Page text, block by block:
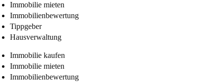
Immobilie mieten
Immobilienbewertung
Tippgeber
Hausverwaltung
Immobilie kaufen
Immobilie mieten
Immobilienbewertung